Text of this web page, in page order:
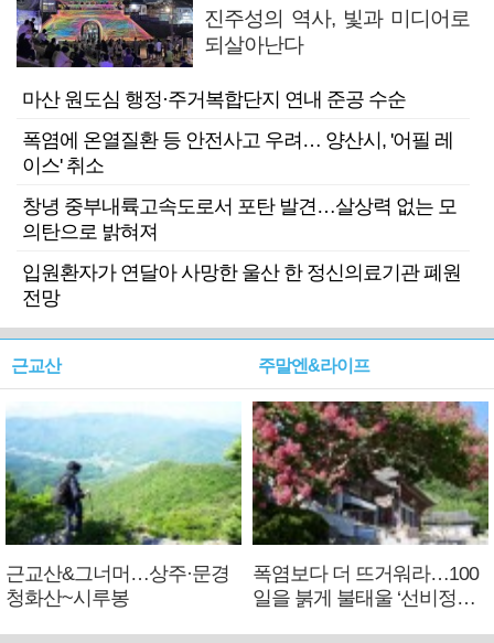
진주성의 역사, 빛과 미디어로
되살아난다
마산 원도심 행정·주거복합단지 연내 준공 수순
폭염에 온열질환 등 안전사고 우려… 양산시, '어필 레
이스' 취소
창녕 중부내륙고속도로서 포탄 발견…살상력 없는 모
의탄으로 밝혀져
입원환자가 연달아 사망한 울산 한 정신의료기관 폐원
전망
근교산
근교산&그너머…상주·문경
청화산~시루봉
주말엔&라이프
폭염보다 더 뜨거워라…100
일을 붉게 불태울 ‘선비정신’